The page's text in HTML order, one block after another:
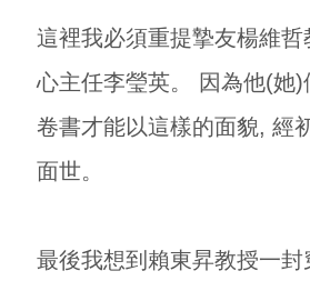
這裡我必須重提摯友楊維哲
心主任李瑩英。 因為他(她)
卷書才能以這樣的面貌, 經
面世。
最後我想到賴東昇教授一封